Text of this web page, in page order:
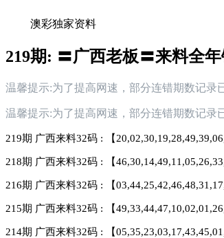
澳彩独家资料
219期: 〓广西老板〓来料全
温馨提示:为了提高网速，部分连错期数记录
温馨提示:为了提高网速，部分连错期数记录
219期 广西来料32码 : 【
218期 广西来料32码 : 【
216期 广西来料32码 : 【
215期 广西来料32码 : 【
214期 广西来料32码 : 【